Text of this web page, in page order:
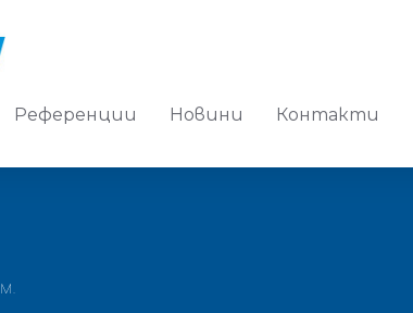
Референции Новини Контакти